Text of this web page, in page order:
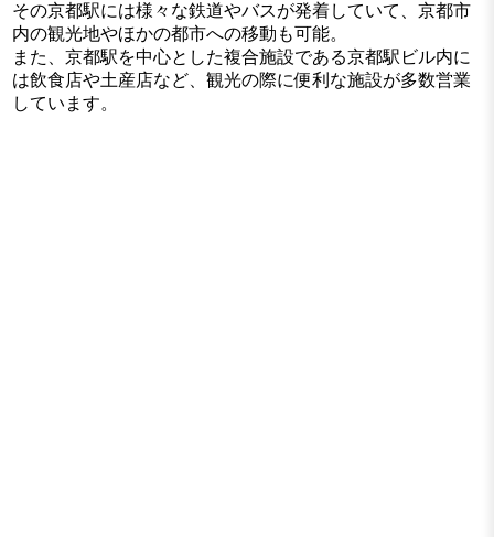
その京都駅には様々な鉄道やバスが発着していて、京都市
内の観光地やほかの都市への移動も可能。
また、京都駅を中心とした複合施設である京都駅ビル内に
は飲食店や土産店など、観光の際に便利な施設が多数営業
しています。